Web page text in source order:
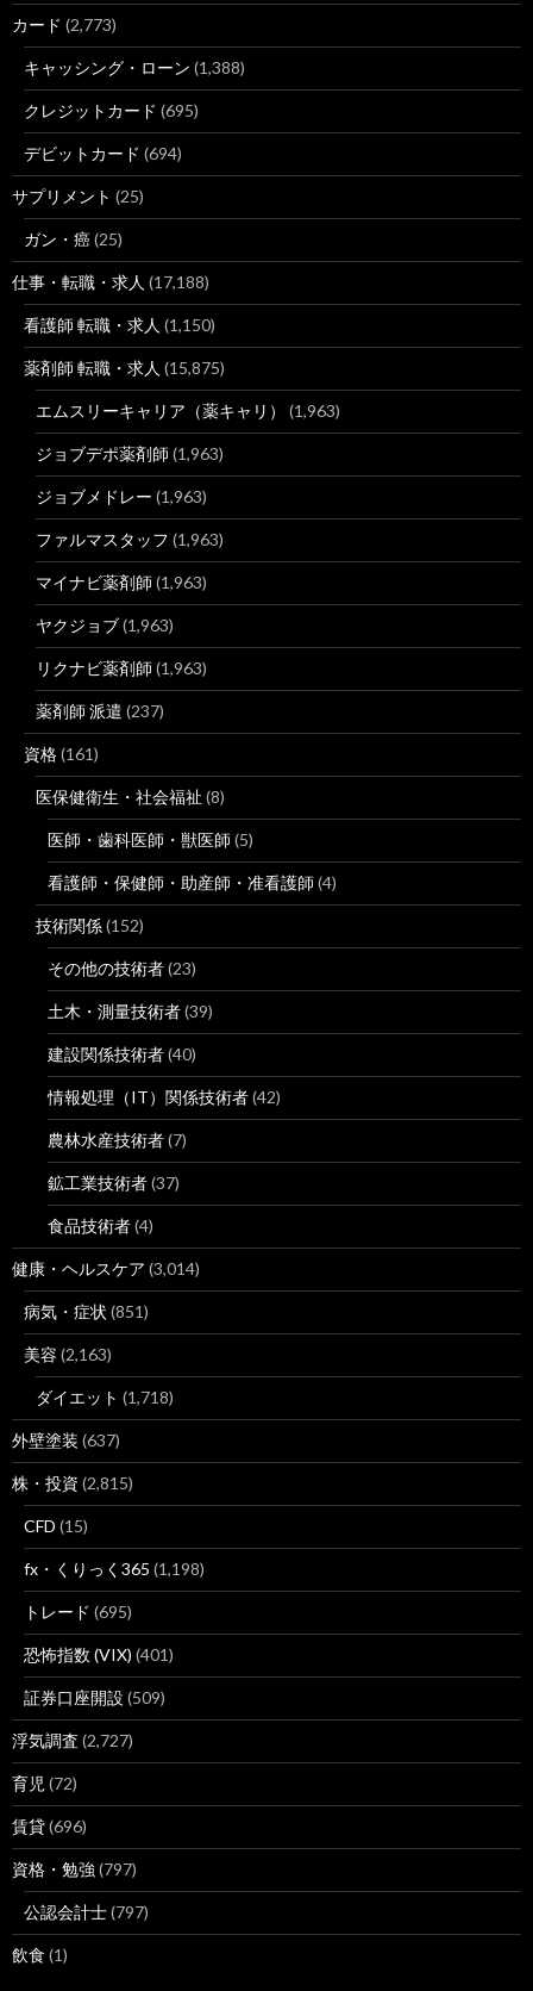
カード (2,773)
キャッシング・ローン (1,388)
クレジットカード (695)
デビットカード (694)
サプリメント (25)
ガン・癌(25)
仕事・転職・求人 (17,188)
看護師 転職・求人 (1,150)
薬剤師 転職・求人 (15,875)
エムスリーキャリア（薬キャリ） (1,963)
ジョブデポ薬剤師 (1,963)
ジョブメドレー (1,963)
ファルマスタッフ (1,963)
マイナビ薬剤師 (1,963)
ヤクジョブ(1,963)
リクナビ薬剤師 (1,963)
薬剤師 派遣 (237)
資格(161)
医保健衛生・社会福祉 (8)
医師・歯科医師・獣医師 (5)
看護師・保健師・助産師・准看護師 (4)
技術関係(152)
その他の技術者(23)
土木・測量技術者(39)
建設関係技術者(40)
情報処理（IT）関係技術者(42)
農林水産技術者(7)
鉱工業技術者(37)
食品技術者(4)
健康・ヘルスケア (3,014)
病気・症状 (851)
美容 (2,163)
ダイエット (1,718)
外壁塗装 (637)
株・投資 (2,815)
CFD (15)
fx・くりっく365 (1,198)
トレード (695)
恐怖指数 (VIX) (401)
証券口座開設 (509)
浮気調査 (2,727)
育児 (72)
賃貸(696)
資格・勉強 (797)
公認会計士(797)
飲食 (1)